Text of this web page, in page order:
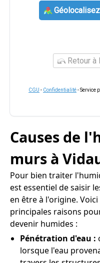
Retour
CGU - Confidentialité- Service
Causes de
murs à
Pour bien traiter
est essentiel de saisir
en être à l'origine.
principales raisons
devenir humides :
Pénétration d'eau :
lorsque l'eau